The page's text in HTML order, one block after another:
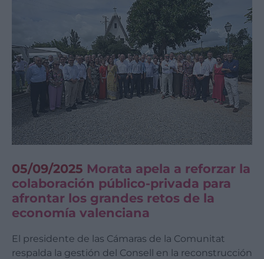
05/09/2025 Morata apela a reforzar la
colaboración público-privada para
afrontar los grandes retos de la
economía valenciana
El presidente de las Cámaras de la Comunitat
respalda la gestión del Consell en la reconstrucción